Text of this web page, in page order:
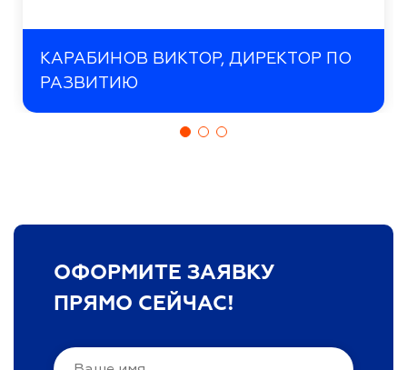
КАРАБИНОВ ВИКТОР, ДИРЕКТОР ПО
РАЗВИТИЮ
ОФОРМИТЕ ЗАЯВКУ
ПРЯМО СЕЙЧАС!